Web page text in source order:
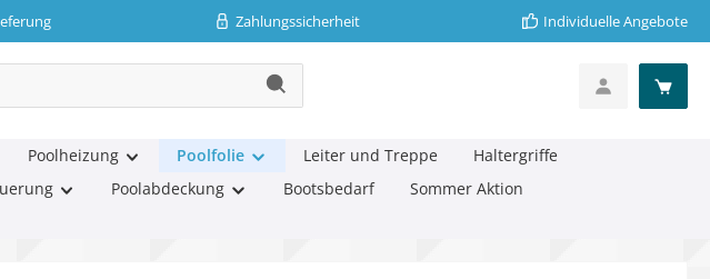
Zahlungssicherheit Individuelle Angebote
Poolheizung Poolfolie Leiter und Treppe
Haltergriffe
Poolabdeckung Bootsbedarf
Sommer Aktion